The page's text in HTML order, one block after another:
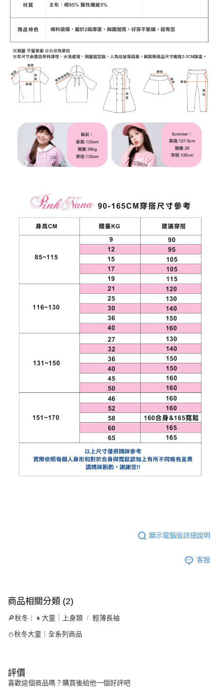
顯示電腦版詳細說明
客服
商品相關分類 (2)
🔎秋冬｜👧大童｜上身類 輕薄長袖
⛄秋冬大童｜全系列商品
評價
喜歡這個商品嗎？購買後給他一個好評吧